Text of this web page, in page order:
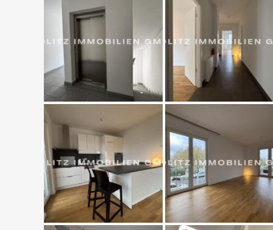
Haben wir Ihr Interesse geweckt? Gerne stehen
zur Verfügung.
Gerne unterstützen wir Sie bei der Finanzierung
Finanzierungspartner.